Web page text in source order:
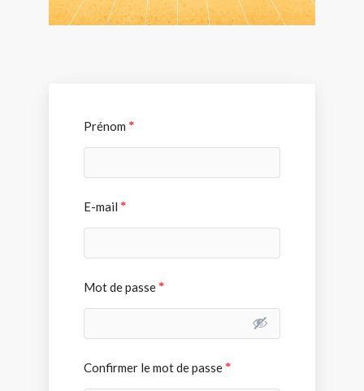
Prénom *
E-mail *
Mot de passe *
Confirmer le mot de passe *